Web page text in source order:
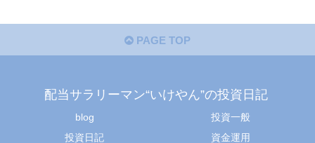
PAGE TOP
配当サラリーマン“いけやん”の投資日記 ​
blog
投資一般
投資日記
資金運用